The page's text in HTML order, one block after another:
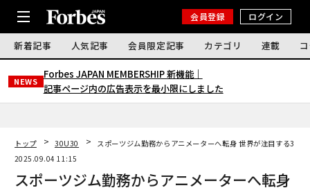
会員登録 ログイン
新着記事 人気記事 会員限定記事 カテゴリ 連載
NEWS
Forbes JAPAN MEMBERSHIP 新機能｜
記事ページ内の広告表示を最小限にしました
トップ 30U30
スポーツジム勤務からアニメーターへ転身 世界が注目する3D
2025.09.04 11:15
スポーツジム勤務からアニメーターへ転身